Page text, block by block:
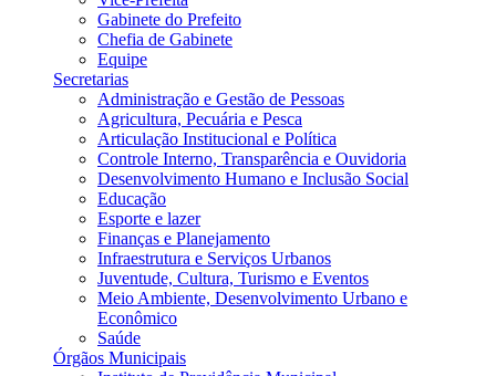
Gabinete do Prefeito
Chefia de Gabinete
Equipe
Secretarias
Administração e Gestão de Pessoas
Agricultura, Pecuária e Pesca
Articulação Institucional e Política
Controle Interno, Transparência e Ouvidoria
Desenvolvimento Humano e Inclusão Social
Educação
Esporte e lazer
Finanças e Planejamento
Infraestrutura e Serviços Urbanos
Juventude, Cultura, Turismo e Eventos
Meio Ambiente, Desenvolvimento Urbano e
Econômico
Saúde
Órgãos Municipais